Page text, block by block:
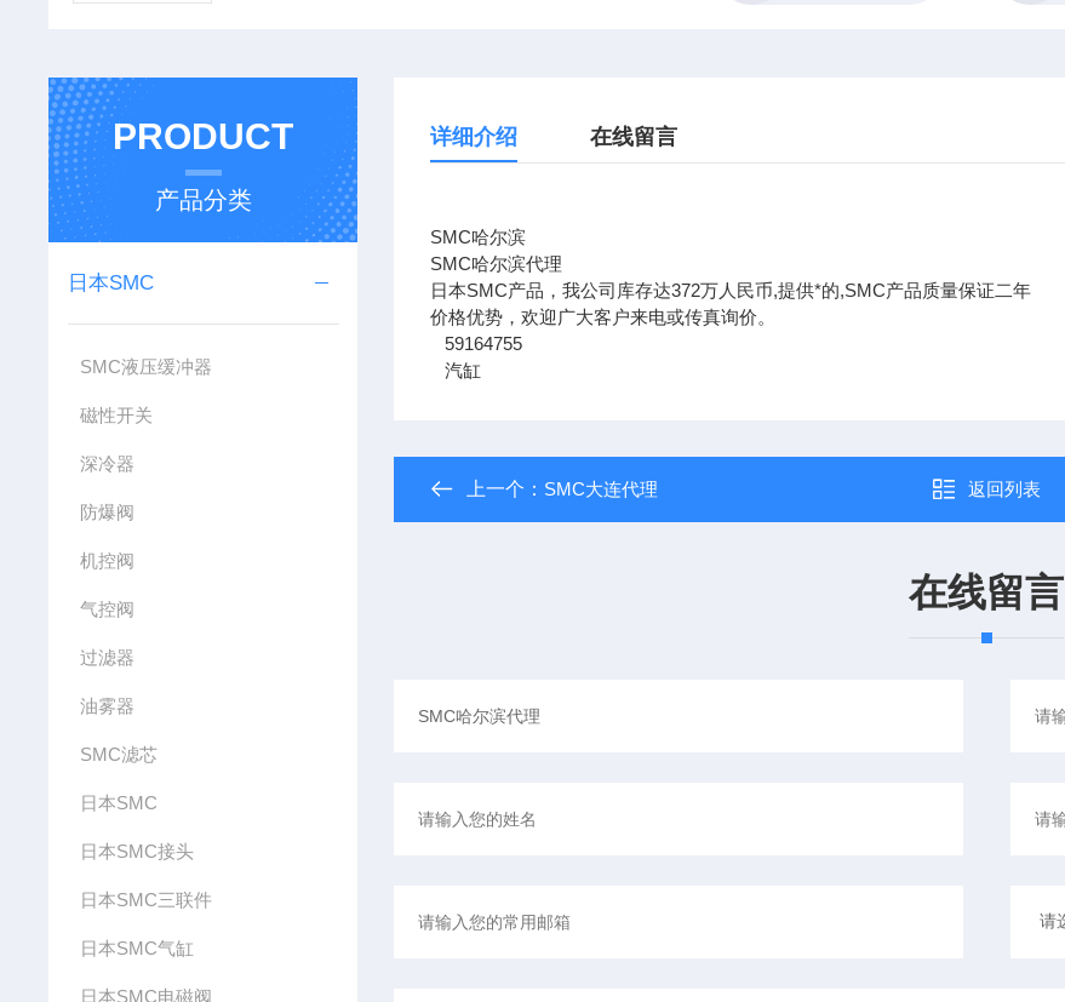
PRODUCT
产品分类
日本SMC
SMC液压缓冲器
磁性开关
深冷器
防爆阀
机控阀
气控阀
过滤器
油雾器
SMC滤芯
日本SMC
日本SMC接头
日本SMC三联件
日本SMC气缸
日本SMC电磁阀
详细介绍 在线留言
SMC哈尔滨
SMC哈尔滨代理
日本SMC产品，我公司库存达372万人民币,提供*的,SMC产品质量保证二年
价格优势，欢迎广大客户来电或传真询价。
59164755
汽缸
上一个： SMC大连代理 返回列表
在线留言